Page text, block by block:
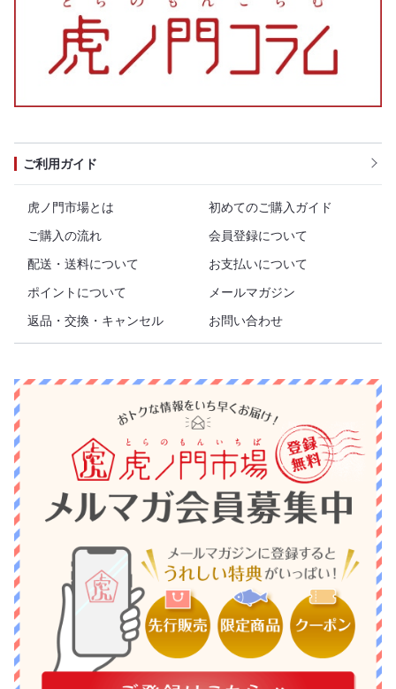
ご利用ガイド
虎ノ門市場とは
初めてのご購入ガイド
ご購入の流れ
会員登録について
配送・送料について
お支払いについて
ポイントについて
メールマガジン
返品・交換・キャンセル
お問い合わせ